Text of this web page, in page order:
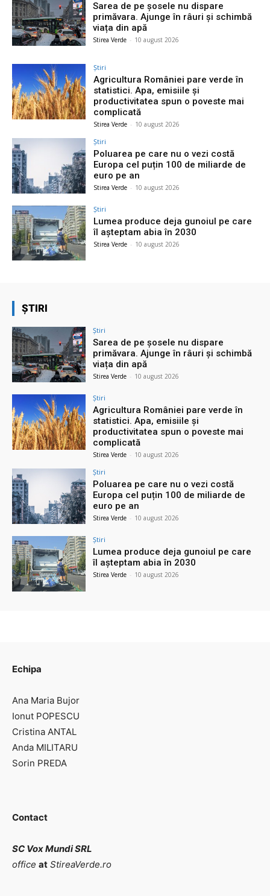
Sarea de pe șosele nu dispare
primăvara. Ajunge în râuri și schimbă
viața din apă
Stirea Verde - 10 august 2026
Știri
Agricultura României pare verde în
statistici. Apa, emisiile și
productivitatea spun o poveste mai
complicată
Stirea Verde - 10 august 2026
Știri
Poluarea pe care nu o vezi costă
Europa cel puțin 100 de miliarde de
euro pe an
Stirea Verde - 10 august 2026
Știri
Lumea produce deja gunoiul pe care
îl așteptam abia în 2030
Stirea Verde - 10 august 2026
ȘTIRI
Știri
Sarea de pe șosele nu dispare
primăvara. Ajunge în râuri și schimbă
viața din apă
Stirea Verde - 10 august 2026
Știri
Agricultura României pare verde în
statistici. Apa, emisiile și
productivitatea spun o poveste mai
complicată
Stirea Verde - 10 august 2026
Știri
Poluarea pe care nu o vezi costă
Europa cel puțin 100 de miliarde de
euro pe an
Stirea Verde - 10 august 2026
Știri
Lumea produce deja gunoiul pe care
îl așteptam abia în 2030
Stirea Verde - 10 august 2026
Echipa
Ana Maria Bujor
Ionut POPESCU
Cristina ANTAL
Anda MILITARU
Sorin PREDA
Contact
SC Vox Mundi SRL
office at StireaVerde.ro